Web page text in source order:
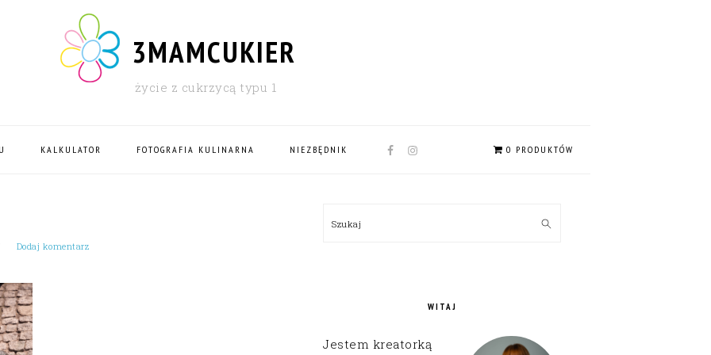
3MAMCUKIER
życie z cukrzycą typu 1
KALKULATOR FOTOGRAFIA KULINARNA NIEZBĘDNIK
NAV
0 PRODUKTÓW
Dodaj komentarz
SIDEBAR
Szukaj
WITAJ
Jestem kreatorką